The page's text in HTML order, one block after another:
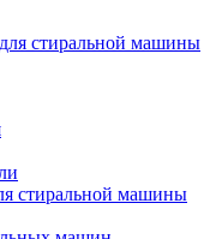
стиральной машины
стиральной машины